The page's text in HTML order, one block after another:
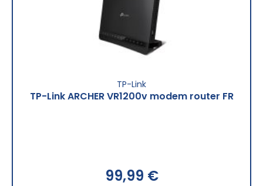
TP-Link
TP-Link ARCHER VR1200v modem router FR
99,99 €